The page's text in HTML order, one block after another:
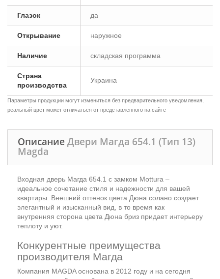
Глазок да
Открывание наружное
Наличие складская программа
Страна
производства
Украина
Параметры продукции могут измениться без предварительного уведомления,
реальный цвет может отличаться от представленного на сайте
Описание Двери Магда 654.1 (Тип 13)
Magda
Входная дверь Магда 654.1 с замком Mottura –
идеальное сочетание стиля и надежности для вашей
квартиры. Внешний оттенок цвета Дюна солано создает
элегантный и изысканный вид, в то время как
внутренняя сторона цвета Дюна бриз придает интерьеру
теплоту и уют.
Конкурентные преимущества
производителя Магда
Компания MAGDA основана в 2012 году и на сегодня